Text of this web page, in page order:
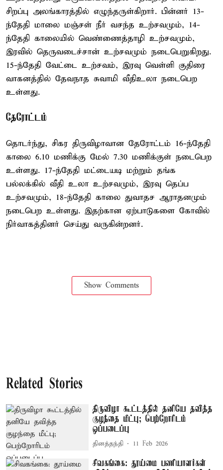
சிறப்பு அலங்காரத்தில் எழுந்தருள்கிறார். பின்னர் 13-
ந்தேதி மாலை மஞ்சள் நீர் வசந்த உற்சவமும், 14-
ந்தேதி காலையில் வெண்ணைத்தாழி உற்சவமும்,
இரவில் தெருவடைச்சான் உற்சவமும் நடைபெறுகிறது.
15-ந்தேதி வேட்டை உற்சவம், இரவு வெள்ளி குதிரை
வாகனத்தில் தேவநாத சுவாமி வீதிஉலா நடைபெற
உள்ளது.
தேரோட்டம்
தொடர்ந்து, சிகர திருவிழாவான தேரோட்டம் 16-ந்தேதி
காலை 6.10 மணிக்கு மேல் 7.30 மணிக்குள் நடைபெற
உள்ளது. 17-ந்தேதி மட்டையடி மற்றும் தங்க
பல்லக்கில் வீதி உலா உற்சவமும், இரவு தெப்ப
உற்சவமும், 18-ந்தேதி காலை துவாதச ஆராதனமும்
நடைபெற உள்ளது. இதற்கான ஏற்பாடுகளை கோவில்
நிர்வாகத்தினர் செய்து வருகின்றனர்.
Show Comments
Related Stories
திருவிழா கூட்டத்தில் தனியே தவித்த
குழந்தை மீட்பு; பெற்றோரிடம்
ஒப்படைப்பு
தினத்தந்தி 11 Feb 2026
சிவகங்கை: தூய்மை பணியாளர்கள்